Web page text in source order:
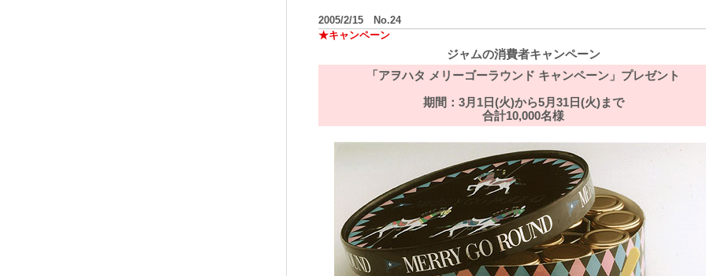
2005/2/15 No.24
★キャンペーン
ジャムの消費者キャンペーン
「アヲハタ メリーゴーラウンド キャンペーン」プレゼント
期間：3月1日(火)から5月31日(火)まで
合計10,000名様